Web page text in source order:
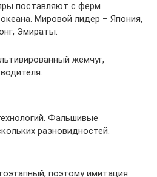
поставляют с ферм
Мировой лидер – Япония,
Эмираты.
жемчуг,
Фальшивые
разновидностей.
поэтому имитация